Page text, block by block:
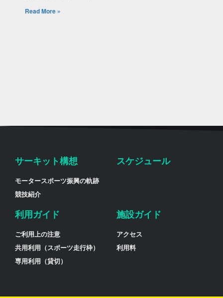
Read More »
サーキット構想
モータースポーツ振興の軌跡
競技紹介
スケジュール
利用ガイド
ご利用上の注意
共用利用（スポーツ走行枠）
専用利用（貸切）
施設ガイド
アクセス
利用料